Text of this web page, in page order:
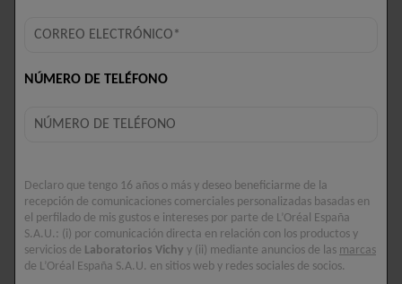
hormonales aceleran el envejecimiento de la piel
densidad. Los sofocos pueden hacer que la piel se
sienta más caliente e incómoda.
Cassia y Ácido Hialurónico, hidrata y restaura la
densidad al compensar el impacto visible de las
variaciones hormonales en la piel, en una crema
ligera.
NÚMERO DE TELÉFONO
Declaro que tengo 16 años o más y deseo beneficiarme de la
recepción de comunicaciones comerciales personalizadas basadas en
el perfilado de mis gustos e intereses por parte de L’Oréal España
S.A.U.: (i) por comunicación directa en relación con los productos y
servicios de Laboratorios Vichy y (ii) mediante anuncios de las marcas
de L’Oréal España S.A.U. en sitios web y redes sociales de socios.